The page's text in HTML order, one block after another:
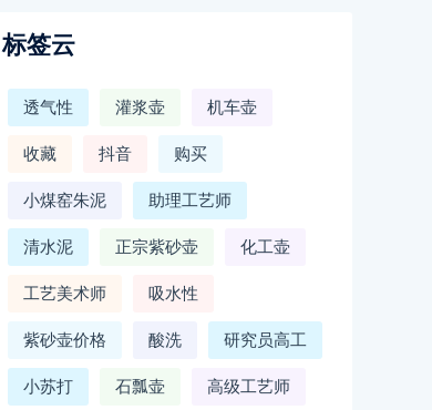
标签云
透气性 灌浆壶 机车壶
收藏 抖音 购买
小煤窑朱泥 助理工艺师
清水泥 正宗紫砂壶 化工壶
工艺美术师 吸水性
紫砂壶价格 酸洗 研究员高工
小苏打 石瓢壶 高级工艺师